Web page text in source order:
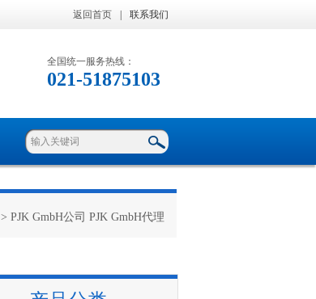
返回首页 联系我们
全国统一服务热线：
021-51875103
> PJK GmbH公司 PJK GmbH代理